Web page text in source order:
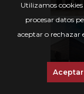
Utilizamos
procesar datos
aceptar o rechazar
Aceptar